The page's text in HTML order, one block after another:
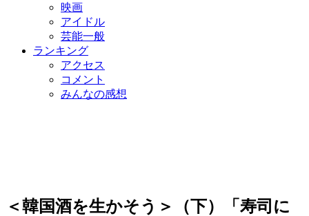
映画
アイドル
芸能一般
ランキング
アクセス
コメント
みんなの感想
＜韓国酒を生かそう＞（下）「寿司に